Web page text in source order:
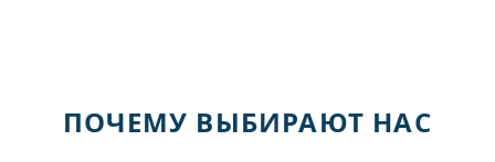
ПОЧЕМУ ВЫБИРАЮТ НАС